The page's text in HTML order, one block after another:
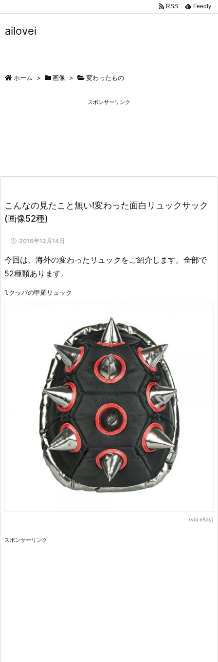
RSS Feedly
ailovei
ホーム > 画像 > 変わったもの
スポンサーリンク
こんなの見たこと無い!変わった面白リュックサック
(画像52種)
2016年12月14日
今回は、海外の変わったリュックをご紹介します。全部で
52種類あります。
1.クッパの甲羅リュック
(via eBay)
スポンサーリンク